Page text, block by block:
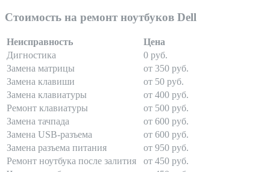
Стоимость на ремонт ноутбуков Dell
Неисправность
Цена
Дигностика
0 руб.
Замена матрицы
от 350 руб.
Замена клавиши
от 50 руб.
Замена клавиатуры
от 400 руб.
Ремонт клавиатуры
от 500 руб.
Замена тачпада
от 600 руб.
Замена USB-разъема
от 600 руб.
Замена разъема питания
от 950 руб.
Ремонт ноутбука после залития
от 450 руб.